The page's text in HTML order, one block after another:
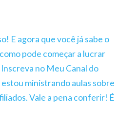
E agora que você já sabe o
pode começar a lucrar
no Meu Canal do
ministrando aulas sobre
Vale a pena conferir! É